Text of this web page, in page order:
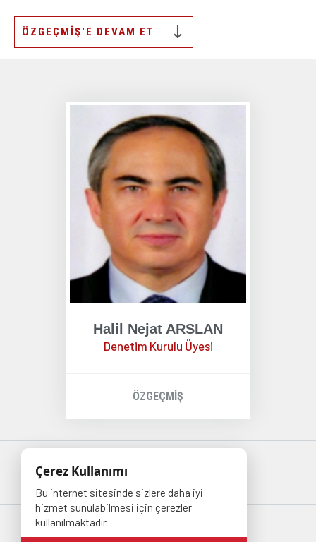
ÖZGEÇMİŞ'E DEVAM ET
Halil Nejat ARSLAN
Denetim Kurulu Üyesi
ÖZGEÇMİŞ
Copyright 20213Tüm hakları saklıdır.
Çerez Kullanımı
Bu internet sitesinde sizlere daha iyi
hizmet sunulabilmesi için çerezler
kullanılmaktadır.